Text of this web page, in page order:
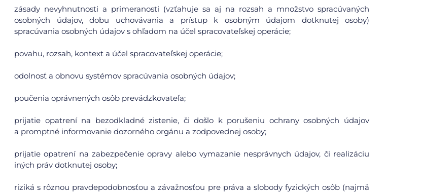
zásady nevyhnutnosti a primeranosti (vzťahuje sa aj na rozsah a množstvo spracúvaných
osobných údajov, dobu uchovávania a prístup k osobným údajom dotknutej osoby)
spracúvania osobných údajov s ohľadom na účel spracovateľskej operácie;
povahu, rozsah, kontext a účel spracovateľskej operácie;
odolnosť a obnovu systémov spracúvania osobných údajov;
poučenia oprávnených osôb prevádzkovateľa;
prijatie opatrení na bezodkladné zistenie, či došlo k porušeniu ochrany osobných údajov
a promptné informovanie dozorného orgánu a zodpovednej osoby;
prijatie opatrení na zabezpečenie opravy alebo vymazanie nesprávnych údajov, či realizáciu
iných práv dotknutej osoby;
riziká s rôznou pravdepodobnosťou a závažnosťou pre práva a slobody fyzických osôb (najmä